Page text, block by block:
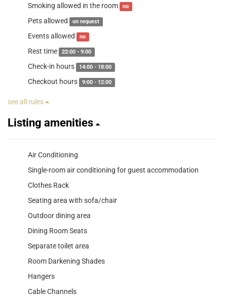
Smoking allowed in the room no
Pets allowed on request
Events allowed no
Rest time 22:00 - 9:00
Check-in hours 14:00 - 18:00
Checkout hours 9:00 - 12:00
see all rules
Listing amenities
Air Conditioning
Single-room air conditioning for guest accommodation
Clothes Rack
Seating area with sofa/chair
Outdoor dining area
Dining Room Seats
Separate toilet area
Room Darkening Shades
Hangers
Cable Channels